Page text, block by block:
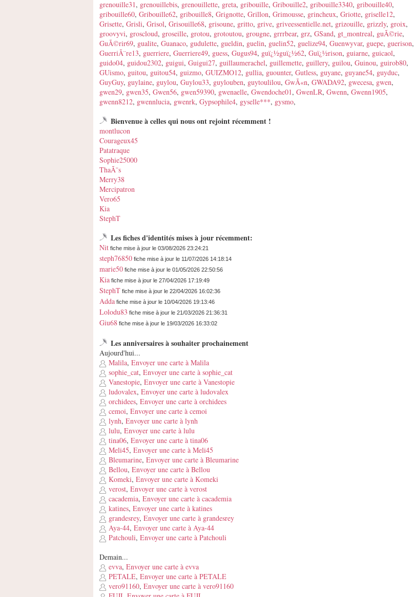
grenouille31, grenouillebis, grenouillette, greta, gribouille, Gribouille2, gribouille3340, gribouille40,
gribouille60, Gribouille62, gribouille8, Grignotte, Grillon, Grimousse, grincheux, Griotte, griselle12,
Grisette, Grisli, Grisol, Grisouille68, grisoune, gritto, grive, griveessentielle.net, grizouille, grizzly, groix,
groovyvi, groscloud, groseille, grotou, grotoutou, grougne, grrrbear, grz, GSand, gt_montreal, guÃ©rie,
GuÃ©rir69, gualite, Guanaco, gudulette, gueldin, guelin, guelin52, guelize94, Guenwyvar, guepe, guerison,
GuerriÃ¨re13, guerriere, Guerriere49, guess, Gugus94, guï¿½guï¿½62, Guï¿½rison, guiarne, guicaol,
guido04, guidou2302, guigui, Guigui27, guillaumerachel, guillemette, guillery, guilou, Guinou, guirob80,
GUismo, guitou, guitou54, guizmo, GUIZMO12, gullia, guounter, Gutless, guyane, guyane54, guyduc,
GuyGuy, guylaine, guylou, Guylou33, guylouben, guytoulilou, GwÃ«n, GWADA92, gwecesa, gwen,
gwen29, gwen35, Gwen56, gwen59390, gwenaelle, Gwendoche01, GwenLR, Gwenn, Gwenn1905,
gwenn8212, gwennlucia, gwenrk, Gypsophile4, gyselle***, gysmo,
Bienvenue à celles qui nous ont rejoint récemment !
montlucon
Courageux45
Patatraque
Sophie25000
ThaÃ¯s
Merry38
Mercipatron
Vero65
Kia
StephT
Les fiches d'identités mises à jour récemment:
Nit fiche mise à jour le 03/08/2026 23:24:21
steph76850 fiche mise à jour le 11/07/2026 14:18:14
marie50 fiche mise à jour le 01/05/2026 22:50:56
Kia fiche mise à jour le 27/04/2026 17:19:49
StephT fiche mise à jour le 22/04/2026 16:02:36
Adda fiche mise à jour le 10/04/2026 19:13:46
Lolodu83 fiche mise à jour le 21/03/2026 21:36:31
Giu68 fiche mise à jour le 19/03/2026 16:33:02
Les anniversaires à souhaiter prochainement
Aujourd'hui...
Malila, Envoyer une carte à Malila
sophie_cat, Envoyer une carte à sophie_cat
Vanestopie, Envoyer une carte à Vanestopie
ludovalex, Envoyer une carte à ludovalex
orchidees, Envoyer une carte à orchidees
cemoi, Envoyer une carte à cemoi
lynh, Envoyer une carte à lynh
lulu, Envoyer une carte à lulu
tina06, Envoyer une carte à tina06
Meli45, Envoyer une carte à Meli45
Bleumarine, Envoyer une carte à Bleumarine
Bellou, Envoyer une carte à Bellou
Komeki, Envoyer une carte à Komeki
verost, Envoyer une carte à verost
cacademia, Envoyer une carte à cacademia
katines, Envoyer une carte à katines
grandesrey, Envoyer une carte à grandesrey
Aya-44, Envoyer une carte à Aya-44
Patchouli, Envoyer une carte à Patchouli
Demain...
evva, Envoyer une carte à evva
PETALE, Envoyer une carte à PETALE
vero91160, Envoyer une carte à vero91160